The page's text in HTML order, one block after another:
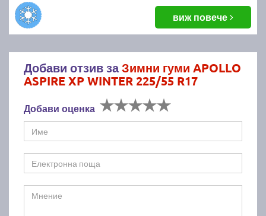
виж повече
Добави отзив заЗимни гуми APOLLO
ASPIRE XP WINTER 225/55 R17
Добави оценка